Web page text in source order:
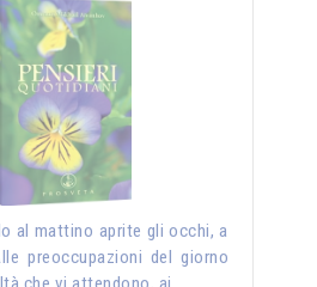
al mattino aprite gli occhi, a
preoccupazioni del giorno